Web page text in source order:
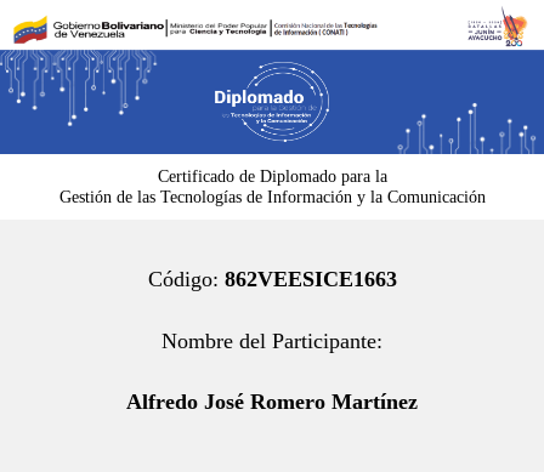
contenido
Certificado de Diplomado para la
Gestión de las Tecnologías de Información y la Comunicación
Código: 862VEESICE1663
Nombre del Participante:
Alfredo José Romero Martínez